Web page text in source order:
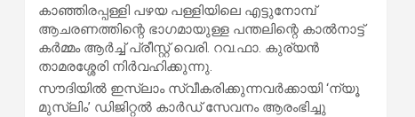
കാഞ്ഞിരപ്പള്ളി പഴയ പള്ളിയിലെ എട്ടുനോമ്പ്
ആചരണത്തിന്റെ ഭാഗമായുള്ള പന്തലിന്റെ കാൽനാട്ട്
കർമ്മം ആർച്ച് പ്രീസ്റ്റ് വെരി. റവ.ഫാ. കുര്യൻ
താമരശ്ശേരി നിർവഹിക്കുന്നു.
സൗദിയില്‍ ഇസ്‌ലാം സ്വീകരിക്കുന്നവര്‍ക്കായി ‘ന്യൂ
മുസ്ലിം’ ഡിജിറ്റല്‍ കാര്‍ഡ് സേവനം ആരംഭിച്ചു